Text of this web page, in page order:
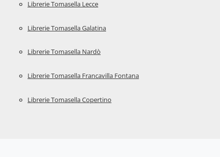
Librerie Tomasella Lecce
Librerie Tomasella Galatina
Librerie Tomasella Nardò
Librerie Tomasella Francavilla Fontana
Librerie Tomasella Copertino